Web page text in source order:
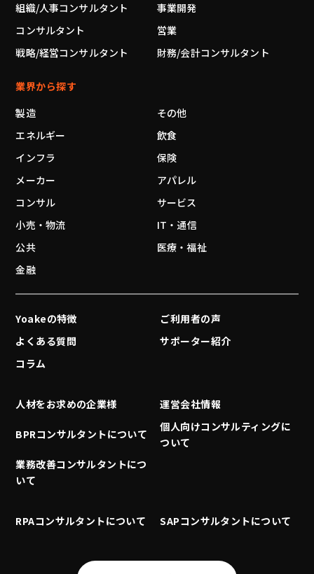
組織/人事コンサルタント
事業開発
コンサルタント
営業
戦略/経営コンサルタント
財務/会計コンサルタント
業界から探す
製造
その他
エネルギー
飲食
インフラ
保険
メーカー
アパレル
コンサル
サービス
小売・物流
IT・通信
公共
医療・福祉
金融
Yoakeの特徴
ご利用者の声
よくある質問
サポーター紹介
コラム
人材をお求めの企業様 運営会社情報
BPRコンサルタントについて
個人向けコンサルティングに
ついて
業務改善コンサルタントにつ
いて
RPAコンサルタントについて SAPコンサルタントについて